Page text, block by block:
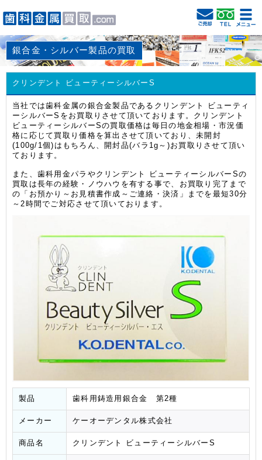
銀合金・シルバー製品の買取
クリンデント ビューティーシルバーS
当社では歯科金属の銀合金製品であるクリンデント ビューティ
ーシルバーSをお買取りさせて頂いております。クリンデント
ビューティーシルバーSの買取価格は毎日の地金相場・市況価
格に応じて買取り価格を算出させて頂いており、未開封
(100g/1個)はもちろん、開封品(バラ1g～)お買取りさせて頂い
ております。
また、歯科用金パラやクリンデント ビューティーシルバーSの
買取は長年の経験・ノウハウを有する事で、お買取り完了まで
の「お預かり～お見積書作成～ご連絡・決済」までを最短30分
～2時間でご対応させて頂いております。
製品 歯科用鋳造用銀合金 第2種
メーカー ケーオーデンタル株式会社
商品名 クリンデント ビューティーシルバーS